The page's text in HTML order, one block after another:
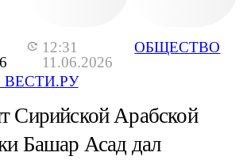
12:31
11.06.2026
ОБЩЕСТВО
Сирийской Арабской
Башар Асад дал